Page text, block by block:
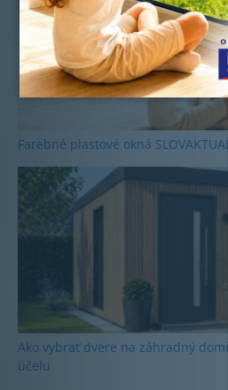
Farebné plastové okná
Ako vybrať dvere na záhradný
účelu